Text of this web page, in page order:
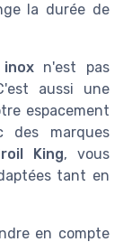
la durée de
n'est pas
aussi une
espacement
des marques
King, vous
tant en
en compte